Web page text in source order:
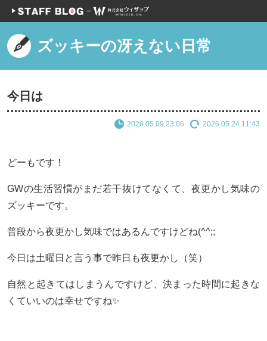
ズッキーの冴えない日常
今日は
2026.05.09 23:06 2026.05.24 11:43
どーもです！
GWの生活習慣がまだ若干抜けてなくて、夜更かし気味の
ズッキーです。
普段から夜更かし気味ではあるんですけどね(^^;;
今日は土曜日と言う事で昨日も夜更かし（笑）
自然と起きてはしまうんですけど、決まった時間に起きな
くていいのは幸せですね✨